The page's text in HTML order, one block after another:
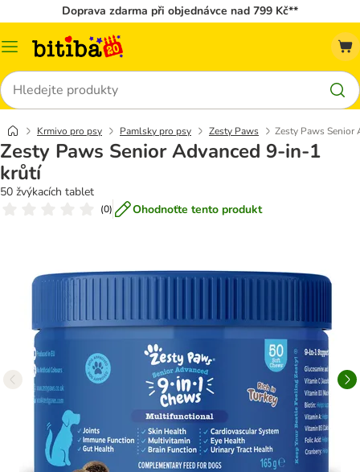
Doprava zdarma při objednávce nad 799 Kč**
Kategorie
Hledat
Krmivo pro psy Pamlsky pro psy Zesty Paws Zesty Paws
Zesty Paws Senior Advanced 9-in-1
krůtí
50 žvýkacích tablet
(0) Ohodnoťte tento produkt